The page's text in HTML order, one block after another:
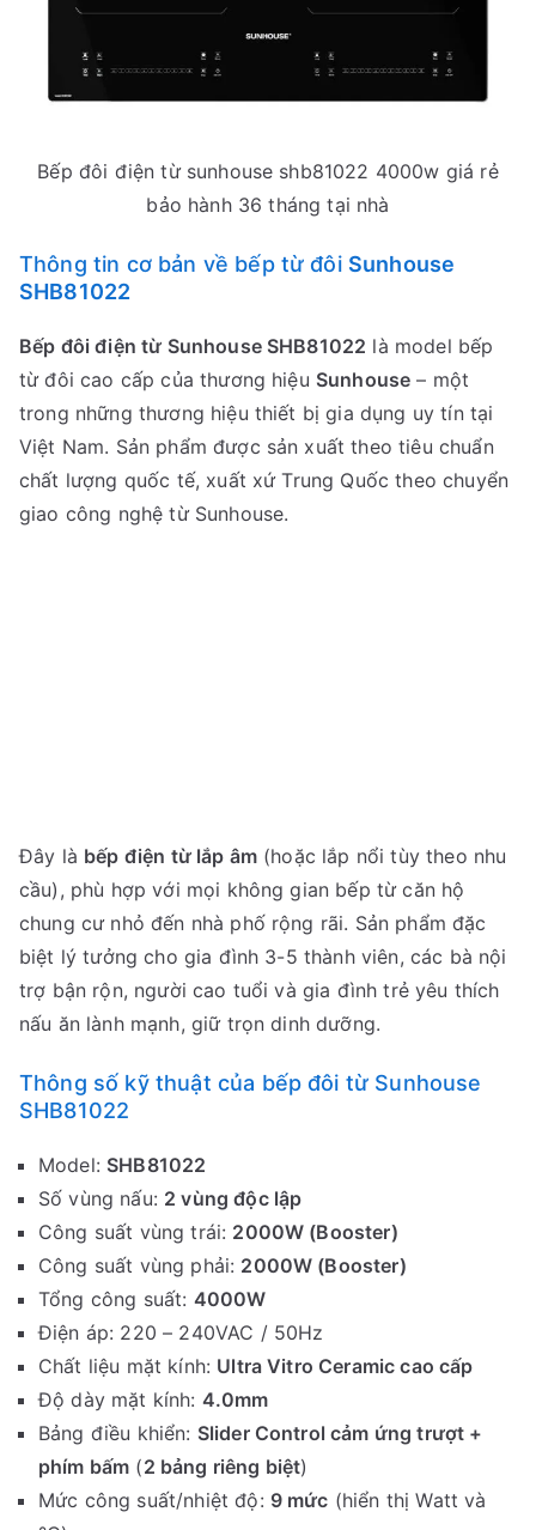
Bếp đôi điện từ sunhouse shb81022 4000w giá rẻ
bảo hành 36 tháng tại nhà
Thông tin cơ bản về bếp từ đôi Sunhouse
SHB81022
Bếp đôi điện từ Sunhouse SHB81022 là model bếp
từ đôi cao cấp của thương hiệu Sunhouse – một
trong những thương hiệu thiết bị gia dụng uy tín tại
Việt Nam. Sản phẩm được sản xuất theo tiêu chuẩn
chất lượng quốc tế, xuất xứ Trung Quốc theo chuyển
giao công nghệ từ Sunhouse.
Đây là bếp điện từ lắp âm (hoặc lắp nổi tùy theo nhu
cầu), phù hợp với mọi không gian bếp từ căn hộ
chung cư nhỏ đến nhà phố rộng rãi. Sản phẩm đặc
biệt lý tưởng cho gia đình 3-5 thành viên, các bà nội
trợ bận rộn, người cao tuổi và gia đình trẻ yêu thích
nấu ăn lành mạnh, giữ trọn dinh dưỡng.
Thông số kỹ thuật của bếp đôi từ Sunhouse
SHB81022
Model: SHB81022
Số vùng nấu: 2 vùng độc lập
Công suất vùng trái: 2000W (Booster)
Công suất vùng phải: 2000W (Booster)
Tổng công suất: 4000W
Điện áp: 220 – 240VAC / 50Hz
Chất liệu mặt kính: Ultra Vitro Ceramic cao cấp
Độ dày mặt kính: 4.0mm
Bảng điều khiển: Slider Control cảm ứng trượt +
phím bấm (2 bảng riêng biệt)
Mức công suất/nhiệt độ: 9 mức (hiển thị Watt và